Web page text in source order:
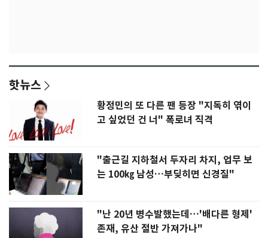
핫뉴스
황정민의 또 다른 팬 등장 "지독히 엮이
고 싶었던 건 너" 폭로녀 직격
"출근길 지하철서 두자리 차지, 업무 보
는 100㎏ 남성…부딪히면 신경질"
"난 20년 병수발했는데…'배다른 형제'
존재, 유산 절반 가져가나"